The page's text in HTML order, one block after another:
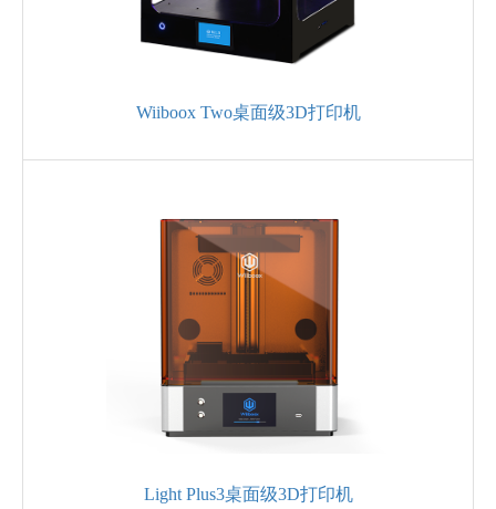
Wiiboox Two桌面级3D打印机
Light Plus3桌面级3D打印机